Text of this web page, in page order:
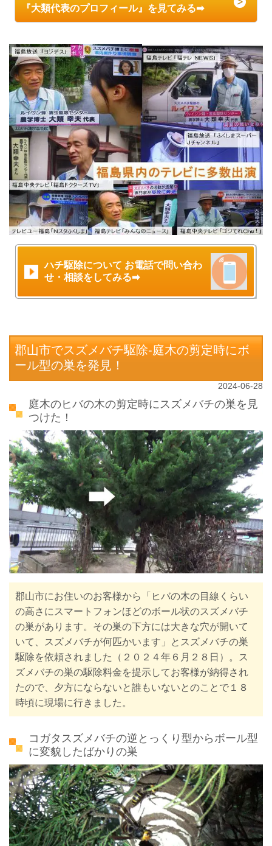
『大類代表のプロフィール』を見てみる➡
ハチ駆除について お電話で問い合わ
せ・相談をしてみる➡
郡山市でスズメバチ駆除-庭木の剪定時にボ
ール型の巣を発見！
2024-06-28
庭木のヒバの木の剪定時にスズメバチの巣を見
つけた！
郡山市にお住いのお客様から「ヒバの木の目線くらい
の高さにスマートフォンほどのボール状のスズメバチ
の巣があります。その巣の下方には大きな穴が開いて
いて、スズメバチが何匹かいます」とスズメバチの巣
駆除を依頼されました（２０２４年６月２８日）。ス
ズメバチの巣の駆除料金を提示してお客様が納得され
たので、夕方にならないと誰もいないとのことで１８
時頃に現場に行きました。
コガタスズメバチの逆とっくり型からボール型
に変貌したばかりの巣